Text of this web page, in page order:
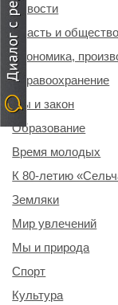
Новости
Власть и общество
Экономика,
Здравоохранение
Мы и закон
Образование
Время молодых
К 80-летию
Земляки
Мир увлечений
Мы и природа
Спорт
Культура